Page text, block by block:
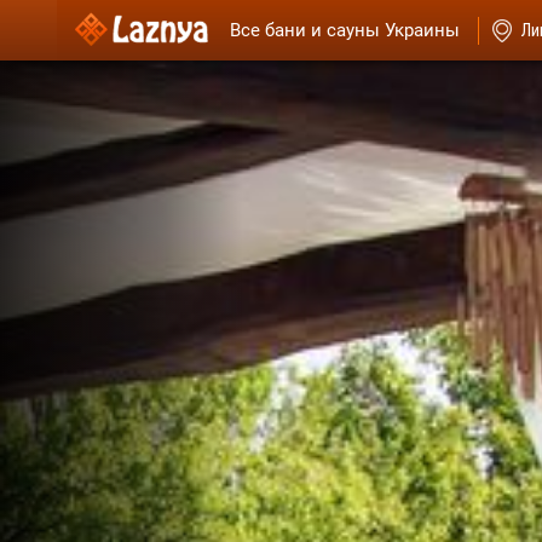
Все бани и сауны Украины